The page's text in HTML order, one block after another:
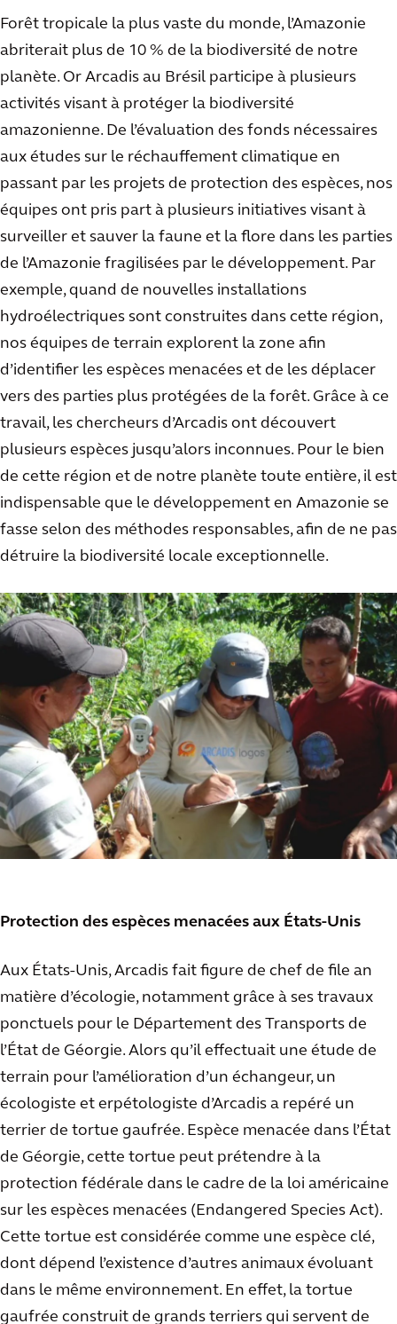
Forêt tropicale la plus vaste du monde, l’Amazonie
abriterait plus de 10 % de la biodiversité de notre
planète. Or Arcadis au Brésil participe à plusieurs
activités visant à protéger la biodiversité
amazonienne. De l’évaluation des fonds nécessaires
aux études sur le réchauffement climatique en
passant par les projets de protection des espèces, nos
équipes ont pris part à plusieurs initiatives visant à
surveiller et sauver la faune et la flore dans les parties
de l’Amazonie fragilisées par le développement. Par
exemple, quand de nouvelles installations
hydroélectriques sont construites dans cette région,
nos équipes de terrain explorent la zone afin
d’identifier les espèces menacées et de les déplacer
vers des parties plus protégées de la forêt. Grâce à ce
travail, les chercheurs d’Arcadis ont découvert
plusieurs espèces jusqu’alors inconnues. Pour le bien
de cette région et de notre planète toute entière, il est
indispensable que le développement en Amazonie se
fasse selon des méthodes responsables, afin de ne pas
détruire la biodiversité locale exceptionnelle.
Protection des espèces menacées aux États-Unis
Aux États-Unis, Arcadis fait figure de chef de file an
matière d’écologie, notamment grâce à ses travaux
ponctuels pour le Département des Transports de
l’État de Géorgie. Alors qu’il effectuait une étude de
terrain pour l’amélioration d’un échangeur, un
écologiste et erpétologiste d’Arcadis a repéré un
terrier de tortue gaufrée. Espèce menacée dans l’État
de Géorgie, cette tortue peut prétendre à la
protection fédérale dans le cadre de la loi américaine
sur les espèces menacées (Endangered Species Act).
Cette tortue est considérée comme une espèce clé,
dont dépend l’existence d’autres animaux évoluant
dans le même environnement. En effet, la tortue
gaufrée construit de grands terriers qui servent de